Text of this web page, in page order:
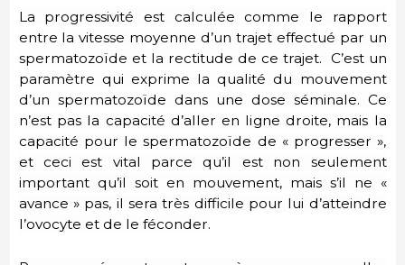
La progressivité est calculée comme le rapport
entre la vitesse moyenne d’un trajet effectué par un
spermatozoïde et la rectitude de ce trajet. C’est un
paramètre qui exprime la qualité du mouvement
d’un spermatozoïde dans une dose séminale. Ce
n’est pas la capacité d’aller en ligne droite, mais la
capacité pour le spermatozoïde de « progresser »,
et ceci est vital parce qu’il est non seulement
important qu’il soit en mouvement, mais s’il ne «
avance » pas, il sera très difficile pour lui d’atteindre
l’ovocyte et de le féconder.